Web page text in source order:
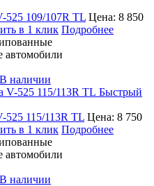
525 109/107R TL Цена: 8 850
в 1 клик Подробнее
автомобили
наличии
Быстрый
525 115/113R TL Цена: 8 750
в 1 клик Подробнее
автомобили
наличии